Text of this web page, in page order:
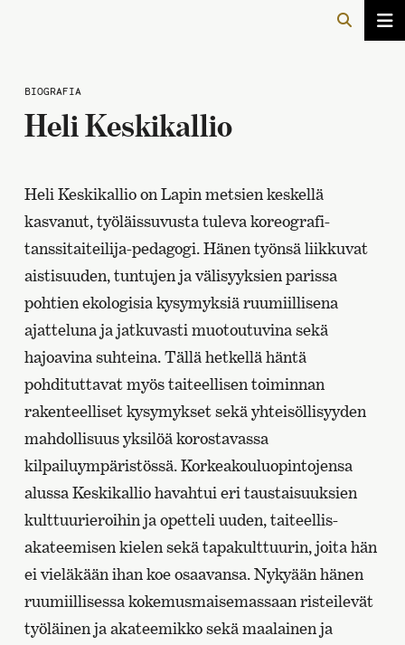
BIOGRAFIA
Heli Keskikallio
Heli Keskikallio on Lapin metsien keskellä
kasvanut, työläissuvusta tuleva koreografi-
tanssitaiteilija-pedagogi. Hänen työnsä liikkuvat
aistisuuden, tuntujen ja välisyyksien parissa
pohtien ekologisia kysymyksiä ruumiillisena
ajatteluna ja jatkuvasti muotoutuvina sekä
hajoavina suhteina. Tällä hetkellä häntä
pohdituttavat myös taiteellisen toiminnan
rakenteelliset kysymykset sekä yhteisöllisyyden
mahdollisuus yksilöä korostavassa
kilpailuympäristössä. Korkeakouluopintojensa
alussa Keskikallio havahtui eri taustaisuuksien
kulttuurieroihin ja opetteli uuden, taiteellis-
akateemisen kielen sekä tapakulttuurin, joita hän
ei vieläkään ihan koe osaavansa. Nykyään hänen
ruumiillisessa kokemusmaisemassaan risteilevät
työläinen ja akateemikko sekä maalainen ja